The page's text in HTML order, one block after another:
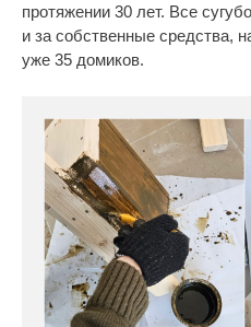
протяжении 30 лет. Все
и за собственные средства,
уже 35 домиков.